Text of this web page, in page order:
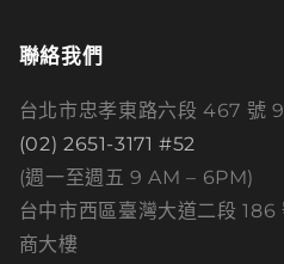
聯絡我們
台北市忠孝東路六段 467 號
(02) 2651-3171 #52
(週一至週五 9 AM – 6PM)
台中市西區臺灣大道二段 186
商大樓